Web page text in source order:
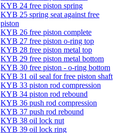
KYB 24 free piston spring
KYB 25 spring seat against free
piston
KYB 26 free piston complete
KYB 27 free piston o-ring top
KYB 28 free piston metal top
KYB 29 free piston metal bottom
KYB 30 free piston - o-ring bottom
KYB 31 oil seal for free piston shaft
KYB 33 piston rod compression
KYB 34 piston rod rebound
KYB 36 push rod compression
KYB 37 push rod rebound
KYB 38 oil lock nut
KYB 39 oil lock ring